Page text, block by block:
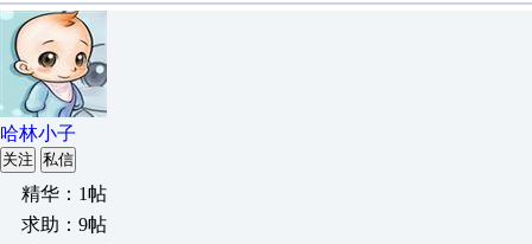
哈林小子
关注 私信
精华：1帖
求助：9帖